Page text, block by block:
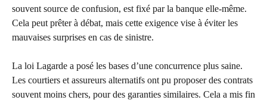
souvent source de confusion, est fixé par la banque elle-même.
Cela peut prêter à débat, mais cette exigence vise à éviter les
mauvaises surprises en cas de sinistre.
La loi Lagarde a posé les bases d’une concurrence plus saine.
Les courtiers et assureurs alternatifs ont pu proposer des contrats
souvent moins chers, pour des garanties similaires. Cela a mis fin